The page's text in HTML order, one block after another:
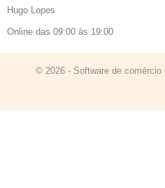
Hugo Lopes
Online das 09:00 às 19:00
© 2026 - Software de